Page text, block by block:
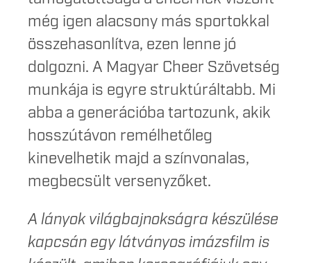
még igen alacsony más sportokkal
összehasonlítva, ezen lenne jó
dolgozni. A Magyar Cheer Szövetség
munkája is egyre struktúráltabb. Mi
abba a generációba tartozunk, akik
hosszútávon remélhetőleg
kinevelhetik majd a színvonalas,
megbecsült versenyzőket.
A lányok világbajnokságra készülése
kapcsán egy látványos imázsfilm is